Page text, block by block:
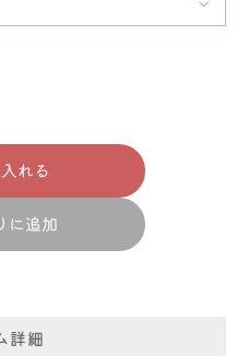
れる
に追加
詳細